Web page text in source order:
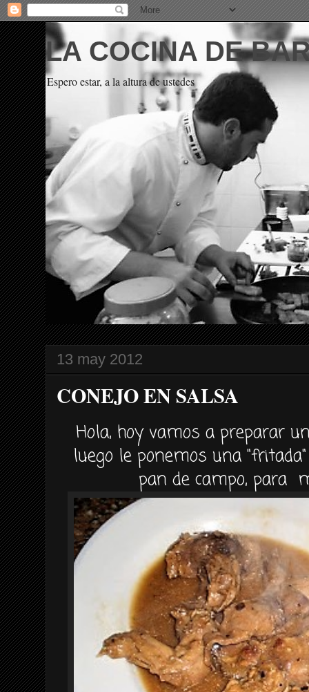
LA COCINA DE
Espero estar, a la altura de ustedes
13 may 2012
CONEJO EN SALSA
Hola, hoy vamos a preparar
luego le ponemos una
pan de campo, para